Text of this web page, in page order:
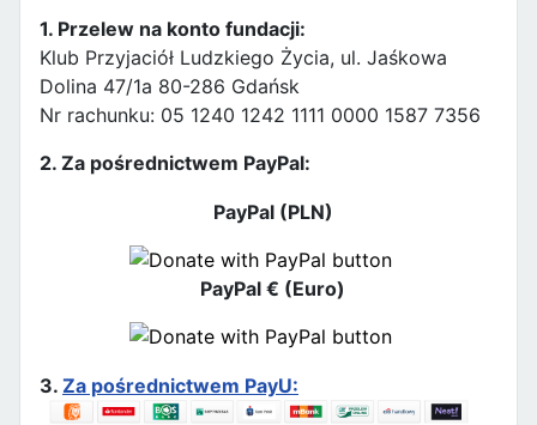
1. Przelew na konto fundacji:
Klub Przyjaciół Ludzkiego Życia, ul. Jaśkowa
Dolina 47/1a 80-286 Gdańsk
Nr rachunku: 05 1240 1242 1111 0000 1587 7356
2. Za pośrednictwem PayPal:
PayPal (PLN)
PayPal € (Euro)
3. Za pośrednictwem PayU: